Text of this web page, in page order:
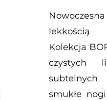
lekkością
Kolekcja
czystych
smukłe